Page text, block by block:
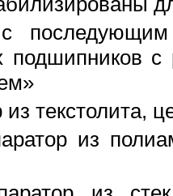
подшипников
из текстолита,
из